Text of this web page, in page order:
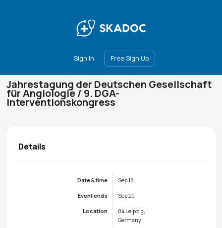
Sign In Free Sign Up
Events
Ambassadors
Jahrestagung der Deutschen Gesellschaft
für Angiologie / 9. DGA-
Interventionskongress
Details
Date & time Sep 18
Event ends Sep 20
Location
04 Leipzig,
Germany